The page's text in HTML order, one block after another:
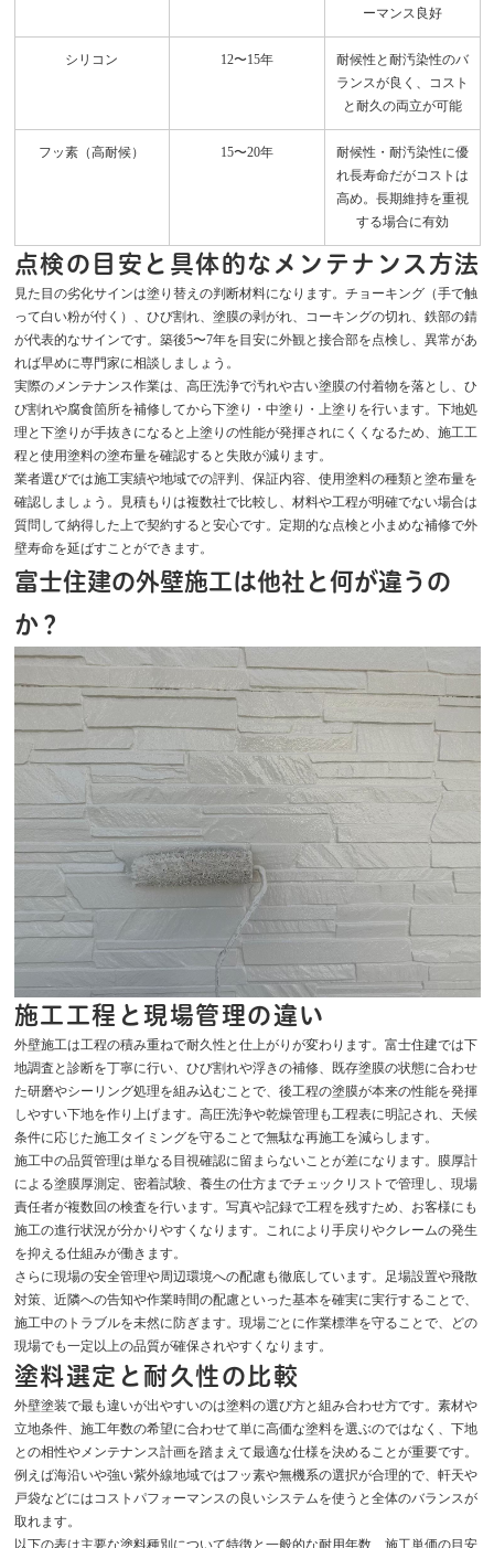
ーマンス良好
シリコン 12〜15年
耐候性と耐汚染性のバ
ランスが良く、コスト
と耐久の両立が可能
フッ素（高耐候） 15〜20年
耐候性・耐汚染性に優
れ長寿命だがコストは
高め。長期維持を重視
する場合に有効
点検の目安と具体的なメンテナンス方法
見た目の劣化サインは塗り替えの判断材料になります。チョーキング（手で触
って白い粉が付く）、ひび割れ、塗膜の剥がれ、コーキングの切れ、鉄部の錆
が代表的なサインです。築後5〜7年を目安に外観と接合部を点検し、異常があ
れば早めに専門家に相談しましょう。
実際のメンテナンス作業は、高圧洗浄で汚れや古い塗膜の付着物を落とし、ひ
び割れや腐食箇所を補修してから下塗り・中塗り・上塗りを行います。下地処
理と下塗りが手抜きになると上塗りの性能が発揮されにくくなるため、施工工
程と使用塗料の塗布量を確認すると失敗が減ります。
業者選びでは施工実績や地域での評判、保証内容、使用塗料の種類と塗布量を
確認しましょう。見積もりは複数社で比較し、材料や工程が明確でない場合は
質問して納得した上で契約すると安心です。定期的な点検と小まめな補修で外
壁寿命を延ばすことができます。
富士住建の外壁施工は他社と何が違うの
か？
施工工程と現場管理の違い
外壁施工は工程の積み重ねで耐久性と仕上がりが変わります。富士住建では下
地調査と診断を丁寧に行い、ひび割れや浮きの補修、既存塗膜の状態に合わせ
た研磨やシーリング処理を組み込むことで、後工程の塗膜が本来の性能を発揮
しやすい下地を作り上げます。高圧洗浄や乾燥管理も工程表に明記され、天候
条件に応じた施工タイミングを守ることで無駄な再施工を減らします。
施工中の品質管理は単なる目視確認に留まらないことが差になります。膜厚計
による塗膜厚測定、密着試験、養生の仕方までチェックリストで管理し、現場
責任者が複数回の検査を行います。写真や記録で工程を残すため、お客様にも
施工の進行状況が分かりやすくなります。これにより手戻りやクレームの発生
を抑える仕組みが働きます。
さらに現場の安全管理や周辺環境への配慮も徹底しています。足場設置や飛散
対策、近隣への告知や作業時間の配慮といった基本を確実に実行することで、
施工中のトラブルを未然に防ぎます。現場ごとに作業標準を守ることで、どの
現場でも一定以上の品質が確保されやすくなります。
塗料選定と耐久性の比較
外壁塗装で最も違いが出やすいのは塗料の選び方と組み合わせ方です。素材や
立地条件、施工年数の希望に合わせて単に高価な塗料を選ぶのではなく、下地
との相性やメンテナンス計画を踏まえて最適な仕様を決めることが重要です。
例えば海沿いや強い紫外線地域ではフッ素や無機系の選択が合理的で、軒天や
戸袋などにはコストパフォーマンスの良いシステムを使うと全体のバランスが
取れます。
以下の表は主要な塗料種別について特徴と一般的な耐用年数、施工単価の目安